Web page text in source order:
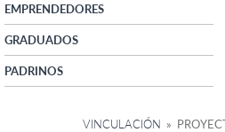
EMPRENDEDORES
GRADUADOS
PADRINOS
VINCULACIÓN »